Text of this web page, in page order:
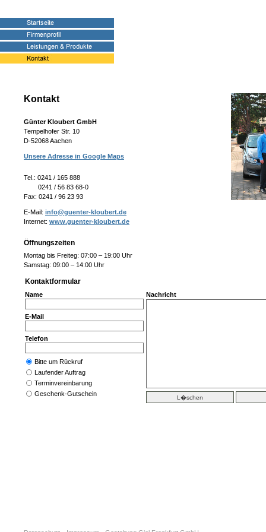
Kontakt
Günter Kloubert GmbH
Tempelhofer Str. 10
D-52068 Aachen
Unsere Adresse in Google Maps
Tel.: 0241 / 165 888
0241 / 56 83 68-0
Fax: 0241 / 96 23 93
E-Mail: info@guenter-kloubert.de
Internet: www.guenter-kloubert.de
Öffnungszeiten
Montag bis Freiteg: 07:00 – 19:00 Uhr
Samstag: 09:00 – 14:00 Uhr